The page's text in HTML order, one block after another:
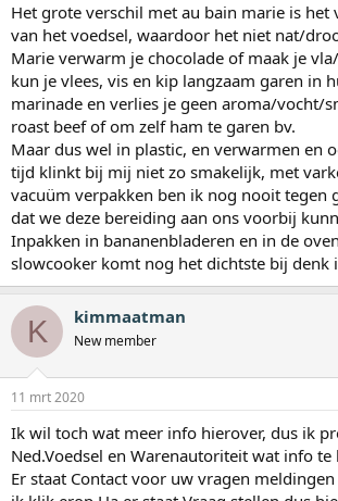
Het grote verschil met au bain marie is het
van het voedsel, waardoor het niet nat/
Marie verwarm je chocolade of maak je
kun je vlees, vis en kip langzaam garen in
marinade en verlies je geen aroma/vocht/
roast beef of om zelf ham te garen bv.
Maar dus wel in plastic, en verwarmen en
tijd klinkt bij mij niet zo smakelijk, met
vacuüm verpakken ben ik nog nooit tegen
dat we deze bereiding aan ons voorbij
Inpakken in bananenbladeren en in de
slowcooker komt nog het dichtste bij denk
K kimmaatman
New member
11 mrt 2020
Ik wil toch wat meer info hierover, dus ik
Ned.Voedsel en Warenautoriteit wat info te
Er staat Contact voor uw vragen